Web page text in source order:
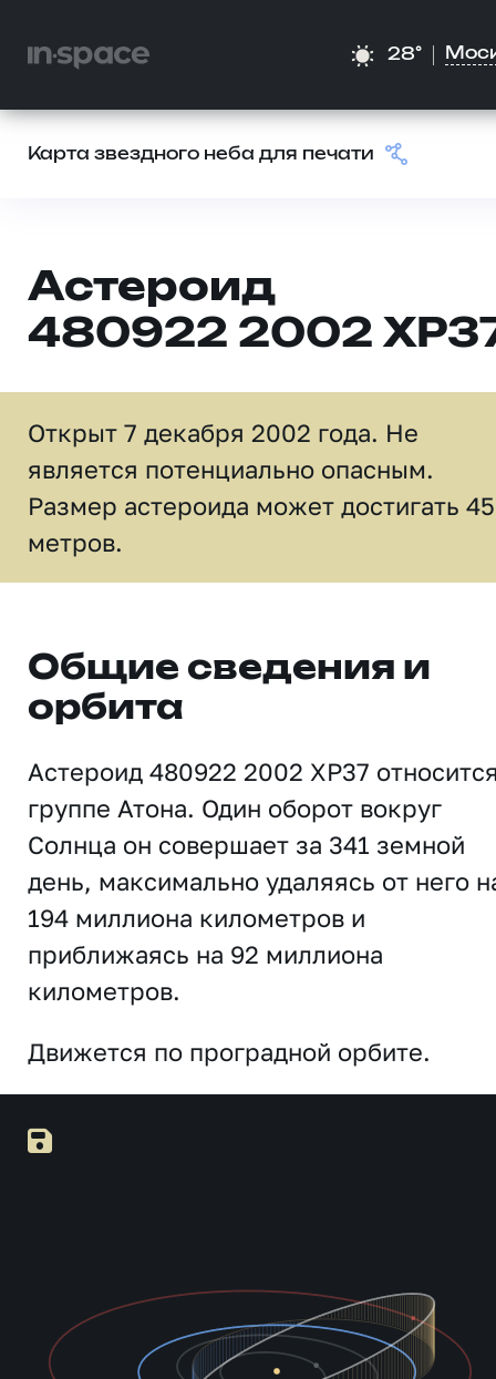
28°
Карта звездного неба для печати
Астероид
480922 2002
Открыт 7 декабря 2002 года. Не
является потенциально опасным.
Размер астероида может достигать
метров.
Общие сведения и
орбита
Астероид 480922 2002 XP37
группе Атона. Один оборот вокруг
Солнца он совершает за 341 земной
день, максимально удаляясь от него
194 миллиона километров и
приближаясь на 92 миллиона
километров.
Движется по проградной орбите.